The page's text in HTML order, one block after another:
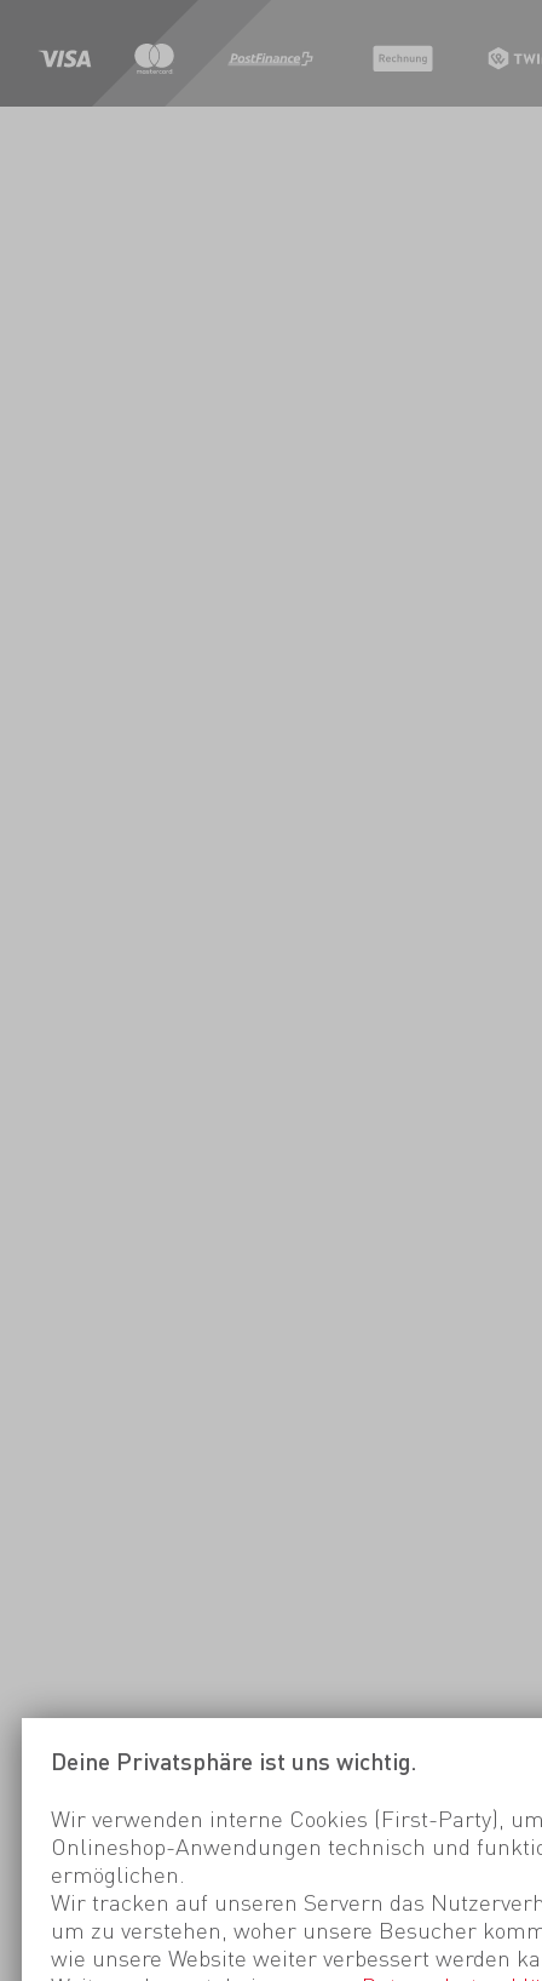
Deine Privatsphäre ist uns wichtig.
Wir verwenden interne Cookies (First-Party),
Onlineshop-Anwendungen technisch und
ermöglichen.
Wir tracken auf unseren Servern das
um zu verstehen, woher unsere Besucher
wie unsere Website weiter verbessert werden